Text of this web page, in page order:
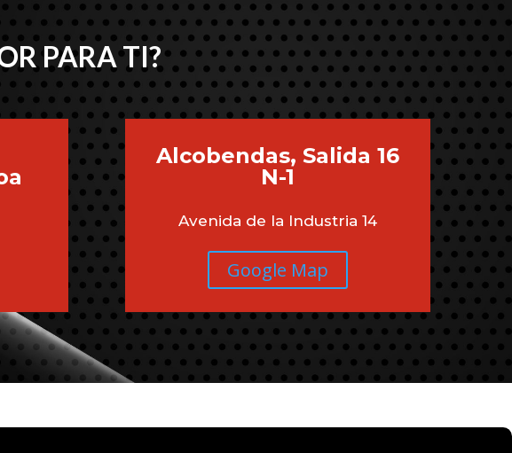
PARA TI?
Alcobendas, Salida 16
N-1
Avenida de la Industria 14
Google Map